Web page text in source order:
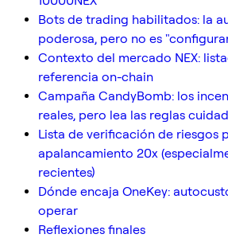
Bots de trading habilitados: la
poderosa, pero no es
Contexto del mercado NEX:
referencia on-chain
Campaña CandyBomb: los
reales, pero lea las reglas
Lista de verificación de riesgos
apalancamiento 20x
recientes)
Dónde encaja OneKey:
operar
Reflexiones finales